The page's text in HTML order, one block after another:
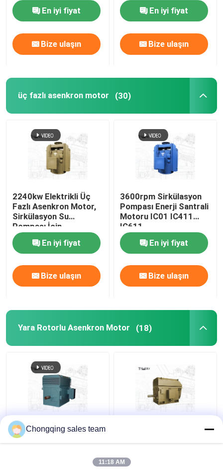
En iyi fiyat
Bize ulaşın
En iyi fiyat
Bize ulaşın
üç fazlı asenkron motor (30)
2240kw Elektrikli Üç
Fazlı Asenkron Motor,
Sirkülasyon Su
Pompası İçin
En iyi fiyat
Bize ulaşın
3600rpm Sirkülasyon
Pompası Enerji Santrali
Motoru IC01 IC411
IC611
En iyi fiyat
Bize ulaşın
Yara Rotorlu Asenkron Motor (18)
CE YR500-4 Yüksek
torklu yaralı rotor
6000kw
Chongqing sales team
11:18 AM